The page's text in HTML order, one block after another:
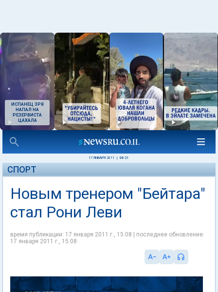
ИСПАНЕЦ ЗРЯ
НАПАЛ НА
РЕЗЕРВИСТА
ЦАХАЛА
17 ЯНВАРЯ 2011 06:21
СПОРТ
Новым тренером "Бейтара"
стал Рони Леви
время публикации: 17 января 2011 г., 15:08 | последнее обновление:
17 января 2011 г., 15:08